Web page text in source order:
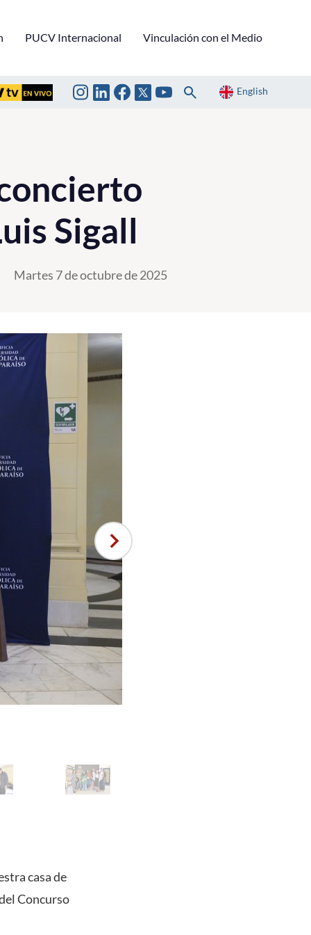
PUCV Internacional Vinculación con el Medio
English
Sigall
Martes 7 de octubre de 2025
casa de
Concurso